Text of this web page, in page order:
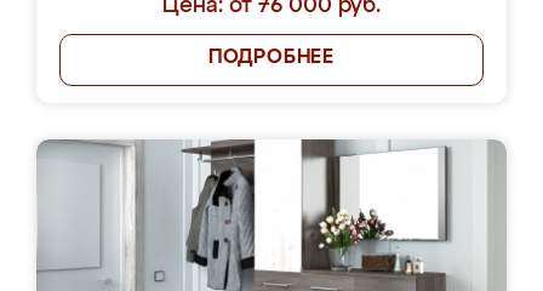
Цена: от 76 000 руб.
ПОДРОБНЕЕ